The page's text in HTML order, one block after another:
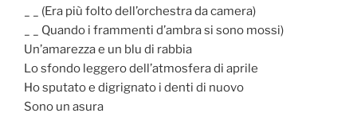
_ _ (Era più folto dell’orchestra da camera)
_ _ Quando i frammenti d’ambra si sono mossi)
Un’amarezza e un blu di rabbia
Lo sfondo leggero dell’atmosfera di aprile
Ho sputato e digrignato i denti di nuovo
Sono un asura